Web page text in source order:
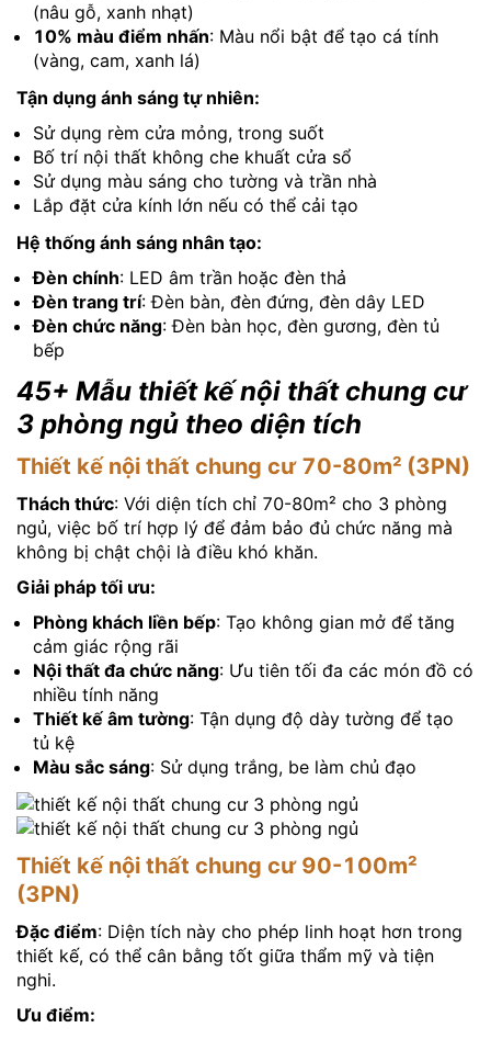
(nâu gỗ, xanh nhạt)
10% màu điểm nhấn: Màu nổi bật để tạo cá tính
(vàng, cam, xanh lá)
Tận dụng ánh sáng tự nhiên:
Sử dụng rèm cửa mỏng, trong suốt
Bố trí nội thất không che khuất cửa sổ
Sử dụng màu sáng cho tường và trần nhà
Lắp đặt cửa kính lớn nếu có thể cải tạo
Hệ thống ánh sáng nhân tạo:
Đèn chính: LED âm trần hoặc đèn thả
Đèn trang trí: Đèn bàn, đèn đứng, đèn dây LED
Đèn chức năng: Đèn bàn học, đèn gương, đèn tủ
bếp
45+ Mẫu thiết kế nội thất chung cư
3 phòng ngủ theo diện tích
Thiết kế nội thất chung cư 70-80m² (3PN)
Thách thức: Với diện tích chỉ 70-80m² cho 3 phòng
ngủ, việc bố trí hợp lý để đảm bảo đủ chức năng mà
không bị chật chội là điều khó khăn.
Giải pháp tối ưu:
Phòng khách liền bếp: Tạo không gian mở để tăng
cảm giác rộng rãi
Nội thất đa chức năng: Ưu tiên tối đa các món đồ có
nhiều tính năng
Thiết kế âm tường: Tận dụng độ dày tường để tạo
tủ kệ
Màu sắc sáng: Sử dụng trắng, be làm chủ đạo
Thiết kế nội thất chung cư 90-100m²
(3PN)
Đặc điểm: Diện tích này cho phép linh hoạt hơn trong
thiết kế, có thể cân bằng tốt giữa thẩm mỹ và tiện
nghi.
Ưu điểm: